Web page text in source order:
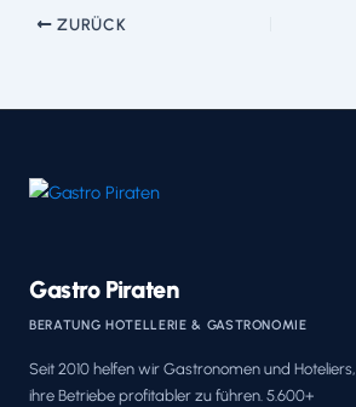
ZURÜCK
Gastro Piraten
BERATUNG HOTELLERIE & GASTRONOMIE
Seit 2010 helfen wir Gastronomen und Hoteliers,
ihre Betriebe profitabler zu führen. 5.600+